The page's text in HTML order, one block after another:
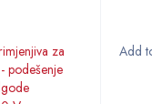
za
podešenje